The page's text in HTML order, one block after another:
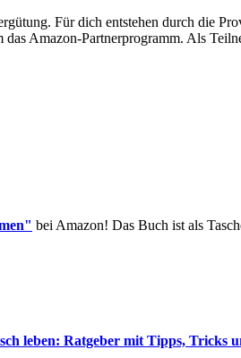
Für dich entstehen durch die
Amazon-Partnerprogramm. Als
bei Amazon! Das Buch ist als
leben: Ratgeber mit Tipps, Tricks